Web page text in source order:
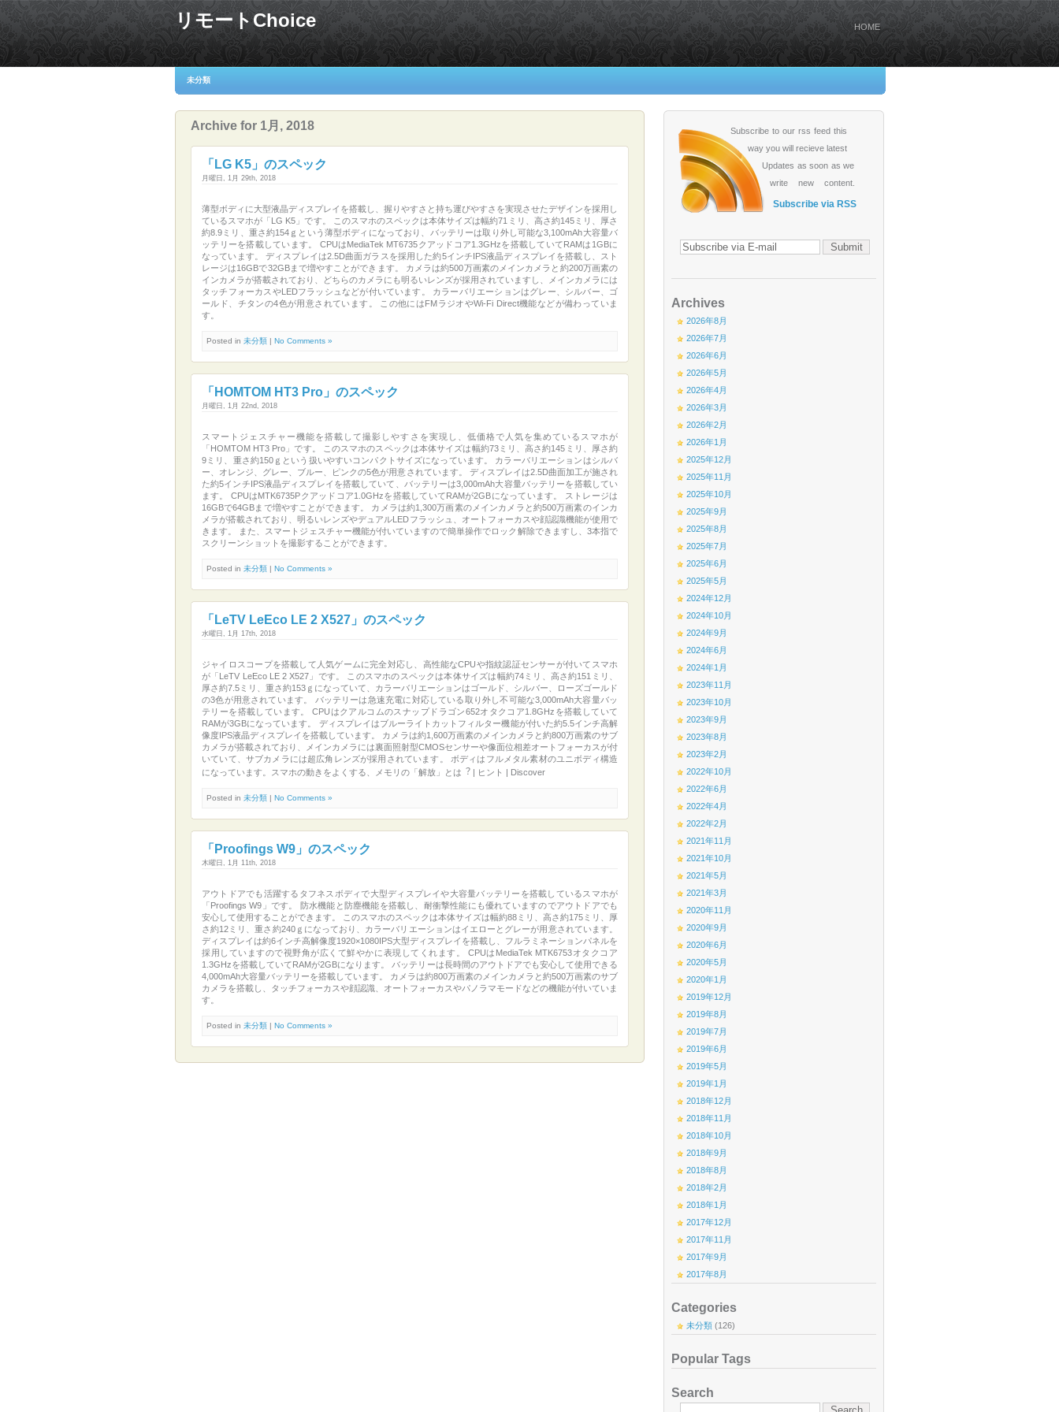
リモートChoice HOME
未分類
Archive for 1月, 2018
「LG K5」のスペック
月曜日, 1月 29th, 2018
薄型ボディに大型液晶ディスプレイを搭載し、握りやすさと持ち運びやすさを実現させたデザインを採用し
ているスマホが「LG K5」です。 このスマホのスペックは本体サイズは幅約71ミリ、高さ約145ミリ、厚さ
約8.9ミリ、重さ約154ｇという薄型ボディになっており、バッテリーは取り外し可能な3,100mAh大容量バ
ッテリーを搭載しています。 CPUはMediaTek MT6735クアッドコア1.3GHzを搭載していてRAMは1GBに
なっています。 ディスプレイは2.5D曲面ガラスを採用した約5インチIPS液晶ディスプレイを搭載し、スト
レージは16GBで32GBまで増やすことができます。 カメラは約500万画素のメインカメラと約200万画素の
インカメラが搭載されており、どちらのカメラにも明るいレンズが採用されていますし、メインカメラには
タッチフォーカスやLEDフラッシュなどが付いています。 カラーバリエーションはグレー、シルバー、ゴ
ールド、チタンの4色が用意されています。 この他にはFMラジオやWi-Fi Direct機能などが備わっていま
す。
Posted in 未分類 | No Comments »
「HOMTOM HT3 Pro」のスペック
月曜日, 1月 22nd, 2018
スマートジェスチャー機能を搭載して撮影しやすさを実現し、低価格で人気を集めているスマホが
「HOMTOM HT3 Pro」です。 このスマホのスペックは本体サイズは幅約73ミリ、高さ約145ミリ、厚さ約
9ミリ、重さ約150ｇという扱いやすいコンパクトサイズになっています。 カラーバリエーションはシルバ
ー、オレンジ、グレー、ブルー、ピンクの5色が用意されています。 ディスプレイは2.5D曲面加工が施され
た約5インチIPS液晶ディスプレイを搭載していて、バッテリーは3,000mAh大容量バッテリーを搭載してい
ます。 CPUはMTK6735Pクアッドコア1.0GHzを搭載していてRAMが2GBになっています。 ストレージは
16GBで64GBまで増やすことができます。 カメラは約1,300万画素のメインカメラと約500万画素のインカ
メラが搭載されており、明るいレンズやデュアルLEDフラッシュ、オートフォーカスや顔認識機能が使用で
きます。 また、スマートジェスチャー機能が付いていますので簡単操作でロック解除できますし、3本指で
スクリーンショットを撮影することができます。
Posted in 未分類 | No Comments »
「LeTV LeEco LE 2 X527」のスペック
水曜日, 1月 17th, 2018
ジャイロスコープを搭載して人気ゲームに完全対応し、高性能なCPUや指紋認証センサーが付いてスマホ
が「LeTV LeEco LE 2 X527」です。 このスマホのスペックは本体サイズは幅約74ミリ、高さ約151ミリ、
厚さ約7.5ミリ、重さ約153ｇになっていて、カラーバリエーションはゴールド、シルバー、ローズゴールド
の3色が用意されています。 バッテリーは急速充電に対応している取り外し不可能な3,000mAh大容量バッ
テリーを搭載しています。 CPUはクアルコムのスナップドラゴン652オタクコア1.8GHzを搭載していて
RAMが3GBになっています。 ディスプレイはブルーライトカットフィルター機能が付いた約5.5インチ高解
像度IPS液晶ディスプレイを搭載しています。 カメラは約1,600万画素のメインカメラと約800万画素のサブ
カメラが搭載されており、メインカメラには裏面照射型CMOSセンサーや像面位相差オートフォーカスが付
いていて、サブカメラには超広角レンズが採用されています。 ボディはフルメタル素材のユニボディ構造
になっています。スマホの動きをよくする、メモリの「解放」とは︖ | ヒント | Discover
Posted in 未分類 | No Comments »
「Proofings W9」のスペック
木曜日, 1月 11th, 2018
アウトドアでも活躍するタフネスボディで大型ディスプレイや大容量バッテリーを搭載しているスマホが
「Proofings W9」です。 防水機能と防塵機能を搭載し、耐衝撃性能にも優れていますのでアウトドアでも
安心して使用することができます。 このスマホのスペックは本体サイズは幅約88ミリ、高さ約175ミリ、厚
さ約12ミリ、重さ約240ｇになっており、カラーバリエーションはイエローとグレーが用意されています。
ディスプレイは約6インチ高解像度1920×1080IPS大型ディスプレイを搭載し、フルラミネーションパネルを
採用していますので視野角が広くて鮮やかに表現してくれます。 CPUはMediaTek MTK6753オタクコア
1.3GHzを搭載していてRAMが2GBになります。 バッテリーは長時間のアウトドアでも安心して使用できる
4,000mAh大容量バッテリーを搭載しています。 カメラは約800万画素のメインカメラと約500万画素のサブ
カメラを搭載し、タッチフォーカスや顔認識、オートフォーカスやパノラマモードなどの機能が付いていま
す。
Posted in 未分類 | No Comments »
Subscribe to our rss feed this
way you will recieve latest
Updates as soon as we
write new content.
Subscribe via RSS
Archives
2026年8月
2026年7月
2026年6月
2026年5月
2026年4月
2026年3月
2026年2月
2026年1月
2025年12月
2025年11月
2025年10月
2025年9月
2025年8月
2025年7月
2025年6月
2025年5月
2024年12月
2024年10月
2024年9月
2024年6月
2024年1月
2023年11月
2023年10月
2023年9月
2023年8月
2023年2月
2022年10月
2022年6月
2022年4月
2022年2月
2021年11月
2021年10月
2021年5月
2021年3月
2020年11月
2020年9月
2020年6月
2020年5月
2020年1月
2019年12月
2019年8月
2019年7月
2019年6月
2019年5月
2019年1月
2018年12月
2018年11月
2018年10月
2018年9月
2018年8月
2018年2月
2018年1月
2017年12月
2017年11月
2017年9月
2017年8月
Categories
未分類 (126)
Popular Tags
Search